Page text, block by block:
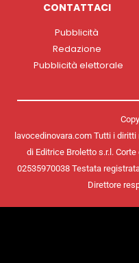
CONTATTACI
Pubblicità
Redazione
Pubblicità elettorale
lavocedinovara.com Tutti i
di Editrice Broletto s.r.l.
02535970038 Testata
Direttore